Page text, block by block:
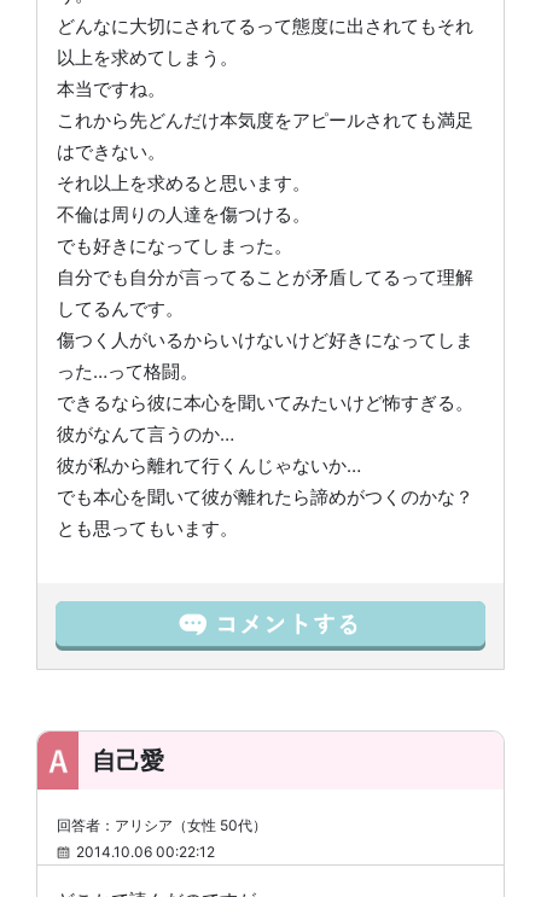
どんなに大切にされてるって態度に出されてもそれ
以上を求めてしまう。
本当ですね。
これから先どんだけ本気度をアピールされても満足
はできない。
それ以上を求めると思います。
不倫は周りの人達を傷つける。
でも好きになってしまった。
自分でも自分が言ってることが矛盾してるって理解
してるんです。
傷つく人がいるからいけないけど好きになってしま
った…って格闘。
できるなら彼に本心を聞いてみたいけど怖すぎる。
彼がなんて言うのか…
彼が私から離れて行くんじゃないか…
でも本心を聞いて彼が離れたら諦めがつくのかな？
とも思ってもいます。
自己愛
回答者：アリシア（女性 50代）
2014.10.06 00:22:12